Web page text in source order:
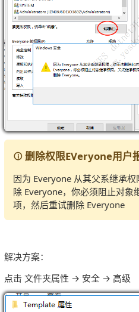
删除权限EVeryone用户
因为 Everyone 从其父系继承
除 Everyone，你必须阻止对象
项，然后重试删除 Everyone
解决方案：
点击 文件夹属性 → 安全 → 高级